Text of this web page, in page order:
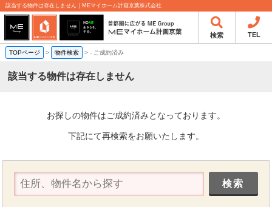
該当する物件は存在しません｜MEマイホーム計画京葉株式会社
検索 TEL
TOPページ > 物件検索 >- ご成約済み
該当する物件は存在しません
お探しの物件はご成約済みとなっております。
下記にて再検索をお願いたします。